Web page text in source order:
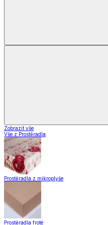
Zobrazit vše
Vše z Prostěradla
Prostěradla z mikroplyše
Prostěradla froté